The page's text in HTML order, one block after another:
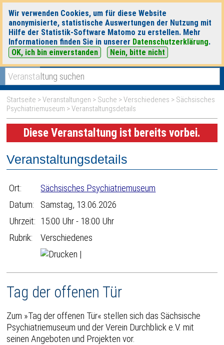
Wir verwenden Cookies, um für diese Website
anonymisierte, statistische Auswertungen der Nutzung mit
Hilfe der Statistik-Software Matomo zu erstellen. Mehr
Informationen finden Sie in unserer Datenschutzerklärung.
OK, ich bin einverstanden
Nein, bitte nicht
heute|morgen|
Startseite >Veranstaltungen > Suche >Verschiedenes > Sächsisches
Psychiatriemuseum > Veranstaltungsdetails
Diese Veranstaltung ist bereits vorbei.
Veranstaltungsdetails
Ort:
Sächsisches Psychiatriemuseum
Datum:
Samstag, 13.06.2026
Uhrzeit: 15:00 Uhr - 18:00 Uhr
Rubrik:
Verschiedenes
|
Tag der offenen Tür
Zum »Tag der offenen Tür« stellen sich das Sächsische
Psychiatriemuseum und der Verein Durchblick e.V. mit
seinen Angeboten und Projekten vor.